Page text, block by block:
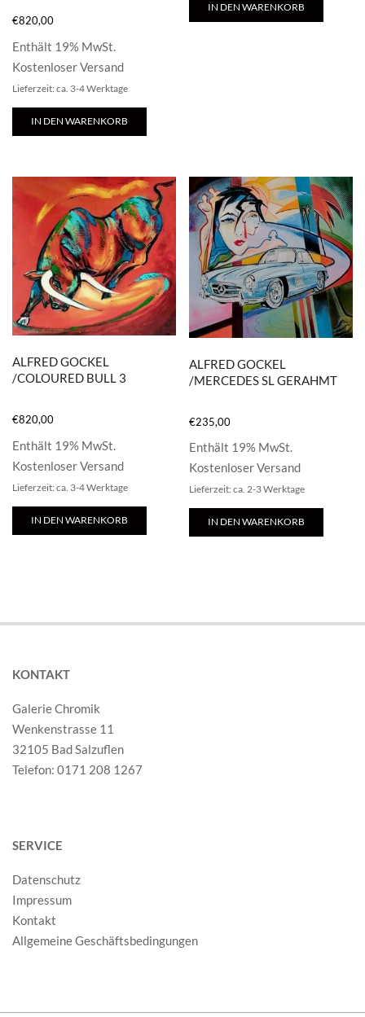
€820,00
Enthält 19% MwSt.
Kostenloser Versand
Lieferzeit: ca. 3-4 Werktage
IN DEN WARENKORB
IN DEN WARENKORB
ALFRED GOCKEL
/COLOURED BULL 3
€820,00
Enthält 19% MwSt.
Kostenloser Versand
Lieferzeit: ca. 3-4 Werktage
IN DEN WARENKORB
ALFRED GOCKEL
/MERCEDES SL GERAHMT
€235,00
Enthält 19% MwSt.
Kostenloser Versand
Lieferzeit: ca. 2-3 Werktage
IN DEN WARENKORB
KONTAKT
Galerie Chromik
Wenkenstrasse 11
32105 Bad Salzuflen
Telefon: 0171 208 1267
SERVICE
Datenschutz
Impressum
Kontakt
Allgemeine Geschäftsbedingungen